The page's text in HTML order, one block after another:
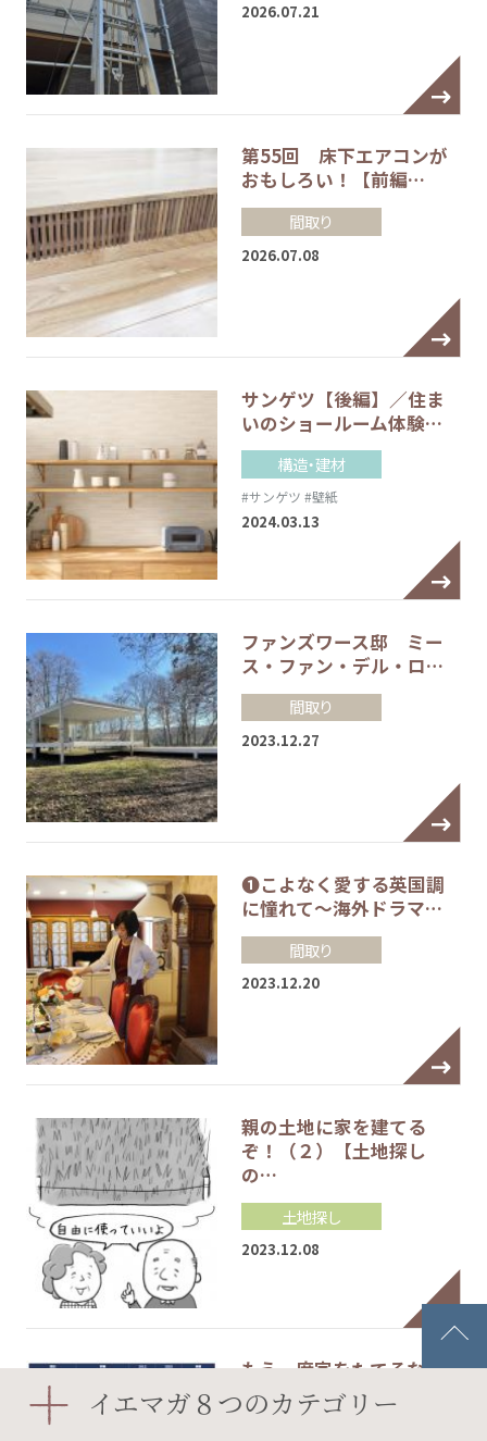
2026.07.21
第55回 床下エアコンが
おもしろい！【前編…
間取り
2026.07.08
サンゲツ【後編】／住ま
いのショールーム体験…
構造・建材
#サンゲツ #壁紙
2024.03.13
ファンズワース邸 ミー
ス・ファン・デル・ロ…
間取り
2023.12.27
❶こよなく愛する英国調
に憧れて～海外ドラマ…
間取り
2023.12.20
親の土地に家を建てる
ぞ！（２）【土地探し
の…
土地探し
2023.12.08
もう一度家をたてるなら…
費用編〈最終回〉【…
イエマガ８つのカテゴリー